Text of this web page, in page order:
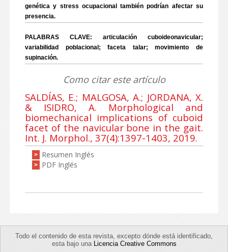
genética y stress ocupacional también podrían afectar su
presencia.
PALABRAS CLAVE: articulación cuboideonavicular;
variabilidad poblacional; faceta talar; movimiento de
supinación.
Como citar este artículo
SALDÍAS, E.; MALGOSA, A.; JORDANA, X.
& ISIDRO, A. Morphological and
biomechanical implications of cuboid
facet of the navicular bone in the gait.
Int. J. Morphol., 37(4):1397-1403, 2019.
> Resumen Inglés
> PDF Inglés
Todo el contenido de esta revista, excepto dónde está identificado,
esta bajo una Licencia Creative Commons